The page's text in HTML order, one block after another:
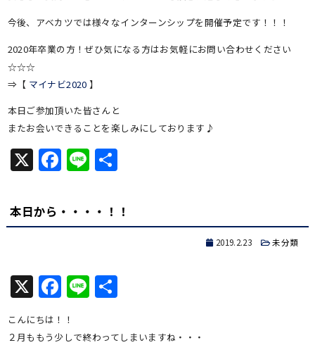
今後、アベカツでは様々なインターンシップを開催予定です！！！
2020年卒業の方！ぜひ気になる方はお気軽にお問い合わせください
☆☆☆
⇒【 マイナビ2020 】
本日ご参加頂いた皆さんと
またお会いできることを楽しみにしております♪
X Facebook
Line共
本日から・・・・！！
2019.2.23 未分類
X Facebook
Line共
こんにちは！！
２月ももう少しで終わってしまいますね・・・